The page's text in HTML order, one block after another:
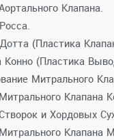
Клапана.
(Пластика
Конно (Пластика
Митрального
Клапана
и Хордовых
Клапана